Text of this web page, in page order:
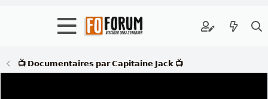
📺 𝗗𝗼𝗰𝘂𝗺𝗲𝗻𝘁𝗮𝗶𝗿𝗲𝘀 𝗽𝗮𝗿 𝗖𝗮𝗽𝗶𝘁𝗮𝗶𝗻𝗲 𝗝𝗮𝗰𝗸 📺